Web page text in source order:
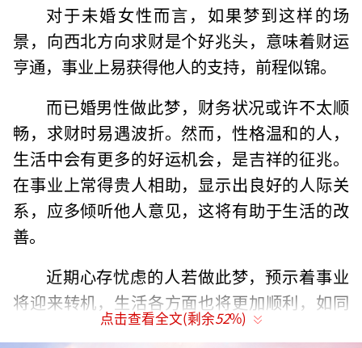
对于未婚女性而言，如果梦到这样的场
景，向西北方向求财是个好兆头，意味着财运
亨通，事业上易获得他人的支持，前程似锦。
而已婚男性做此梦，财务状况或许不太顺
畅，求财时易遇波折。然而，性格温和的人，
生活中会有更多的好运机会，是吉祥的征兆。
在事业上常得贵人相助，显示出良好的人际关
系，应多倾听他人意见，这将有助于生活的改
善。
近期心存忧虑的人若做此梦，预示着事业
将迎来转机，生活各方面也将更加顺利，如同
木火相生，光明在望。
点击查看全文(剩余52%)